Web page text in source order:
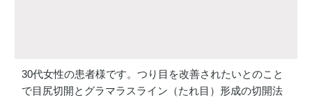
30代女性の患者様です。つり目を改善されたいとのこと
で目尻切開とグラマラスライン（たれ目）形成の切開法